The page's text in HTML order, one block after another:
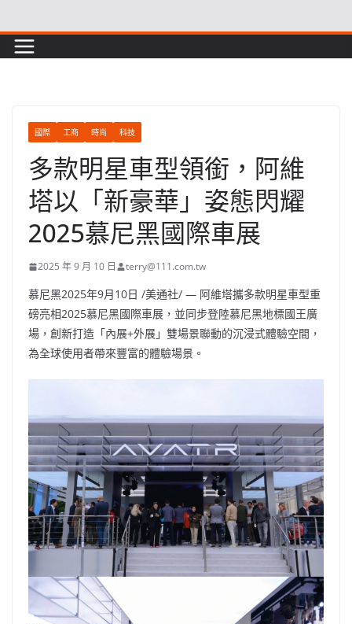
to
content
國際 工商 時尚 科技
多款明星車型領銜，阿維
塔以「新豪華」姿態閃耀
2025慕尼黑國際車展
2025 年 9 月 10 日 terry@111.com.tw
慕尼黑2025年9月10日 /美通社/ — 阿維塔攜多款明星車型重
磅亮相2025慕尼黑國際車展，並同步登陸慕尼黑地標國王廣
場，創新打造「內展+外展」雙場景聯動的沉浸式體驗空間，
為全球使用者帶來豐富的體驗場景。